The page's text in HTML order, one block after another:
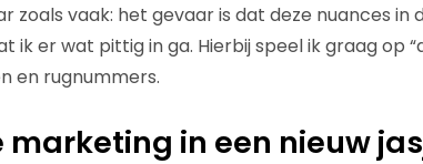
zoals vaak: het gevaar is dat deze nuances in
ik er wat pittig in ga. Hierbij speel ik graag op
en rugnummers.
marketing in een nieuw